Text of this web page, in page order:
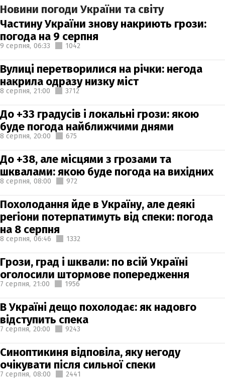
Новини погоди України та світу
Частину України знову накриють грози:
погода на 9 серпня
9 серпня, 06:33 1042
Вулиці перетворилися на річки: негода
накрила одразу низку міст
8 серпня, 21:00 3712
До +33 градусів і локальні грози: якою
буде погода найближчими днями
8 серпня, 20:00 675
До +38, але місцями з грозами та
шквалами: якою буде погода на вихідних
8 серпня, 08:00 972
Похолодання йде в Україну, але деякі
регіони потерпатимуть від спеки: погода
на 8 серпня
8 серпня, 06:46 1332
Грози, град і шквали: по всій Україні
оголосили штормове попередження
7 серпня, 21:00 1956
В Україні дещо похолодає: як надовго
відступить спека
7 серпня, 20:00 9243
Синоптикиня відповіла, яку негоду
очікувати після сильної спеки
7 серпня, 08:00 2441